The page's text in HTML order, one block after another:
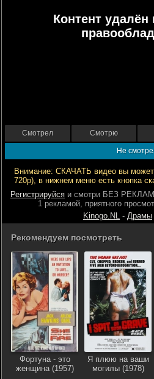
Контент удалён
Смотрел Смотрю
Не
Внимание: СКАЧАТЬ видео вы
720р), в нижнем меню есть кнопка
Регистрируйся и смотри БЕЗ
1 рекламой, приятного
Kinogo.NL - Драмы
Рекомендуем посмотреть
Фортуна - это
женщина (1957)
Я плюю на ваши
могилы (1978)